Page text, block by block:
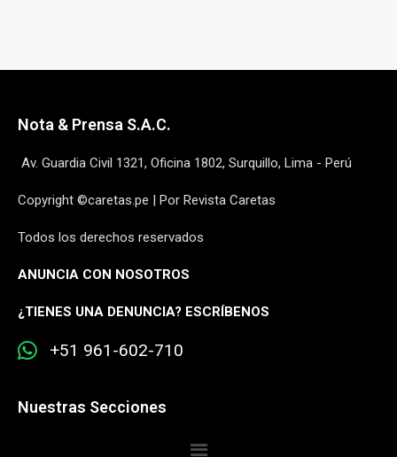
Nota & Prensa S.A.C.
Av. Guardia Civil 1321, Oficina 1802, Surquillo, Lima - Perú
Copyright ©caretas.pe | Por Revista Caretas
Todos los derechos reservados
ANUNCIA CON NOSOTROS
¿TIENES UNA DENUNCIA? ESCRÍBENOS
+51 961-602-710
Nuestras Secciones